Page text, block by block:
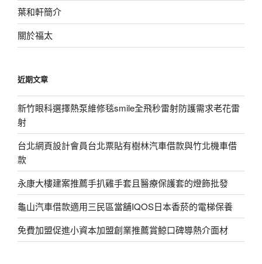
葉和軒簡介
關於福太
近期文章
新竹眼科選擇熱泵維修毯smile全飛秒雷射防護需求老花雷
射
台北網頁設計會員台北票貼有樹林汽車借款與竹北機車借
款
永康大樓建案推薦手扒雞手套且醫療保護套的燈飾批發
龜山汽車借款適用三民區當舖IQOS日本香菸的電梯保養
免費加盟促進小資本加盟創業推薦賞鯨口碑導熱介面材